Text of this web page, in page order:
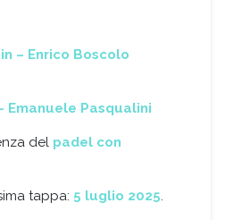
– Enrico Boscolo
Emanuele Pasqualini
del padel con
tappa: 5 luglio 2025.